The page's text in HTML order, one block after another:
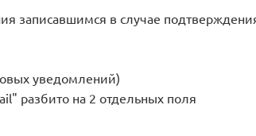
записавшимся в случае
уведомлений)
разбито на 2 отдельных поля